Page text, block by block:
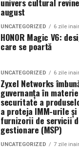
august
UNCATEGORIZED 6 zile
HONOR Magic V6:
care se poartă
UNCATEGORIZED 6 zile
Zyxel Networks
guvernanța în
securitate a
a proteja IMM-urile și
furnizorii de servicii
gestionare (MSP)
UNCATEGORIZED 7 zile